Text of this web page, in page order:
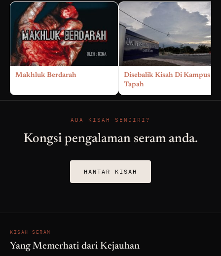
Makhluk Berdarah
Disebalik Kisah Di Kampus
Tapah
ADA KISAH SENDIRI?
Kongsi pengalaman seram anda.
HANTAR KISAH
KISAH SERAM
Yang Memerhati dari Kejauhan